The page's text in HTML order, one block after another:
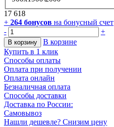
17 618
+ 264 бонусов на бонусный счет
-
+
В корзину
В корзине
Купить в 1 клик
Способы оплаты
Оплата при получении
Оплата онлайн
Безналичная оплата
Способы доставки
Доставка по России:
Самовывоз
Нашли дешевле? Снизим цену